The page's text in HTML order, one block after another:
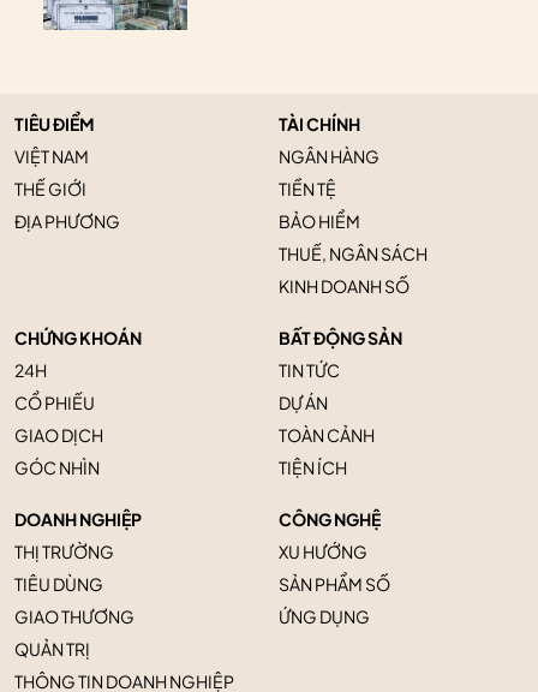
TIÊU ĐIỂM
VIỆT NAM
THẾ GIỚI
ĐỊA PHƯƠNG
TÀI CHÍNH
NGÂN HÀNG
TIỀN TỆ
BẢO HIỂM
THUẾ, NGÂN SÁCH
KINH DOANH SỐ
CHỨNG KHOÁN
24H
CỔ PHIẾU
GIAO DỊCH
GÓC NHÌN
BẤT ĐỘNG SẢN
TIN TỨC
DỰ ÁN
TOÀN CẢNH
TIỆN ÍCH
DOANH NGHIỆP
THỊ TRƯỜNG
TIÊU DÙNG
GIAO THƯƠNG
QUẢN TRỊ
THÔNG TIN DOANH NGHIỆP
CÔNG NGHỆ
XU HƯỚNG
SẢN PHẨM SỐ
ỨNG DỤNG